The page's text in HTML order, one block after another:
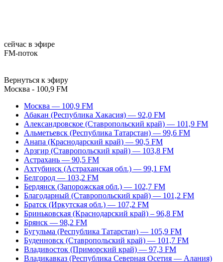
сейчас в эфире
FM-поток
Вернуться к эфиру
Москва - 100,9 FM
Москва — 100,9 FM
Абакан (Республика Хакасия) — 92,0 FM
Александровское (Ставропольский край) — 101,9 FM
Альметьевск (Республика Татарстан) — 99,6 FM
Анапа (Краснодарский край) — 90,5 FM
Арзгир (Ставропольский край) — 103,8 FM
Астрахань — 90,5 FM
Ахтубинск (Астраханская обл.) — 99,1 FM
Белгород — 103,2 FM
Бердянск (Запорожская обл.) — 102,7 FM
Благодарный (Ставропольский край) — 101,2 FM
Братск (Иркутская обл.) — 107,2 FM
Бриньковская (Краснодарский край) – 96,8 FM
Брянск — 98,2 FM
Бугульма (Республика Татарстан) — 105,9 FM
Буденновск (Ставропольский край) — 101,7 FM
Владивосток (Приморский край) — 97,3 FM
Владикавказ (Республика Северная Осетия — Алания)